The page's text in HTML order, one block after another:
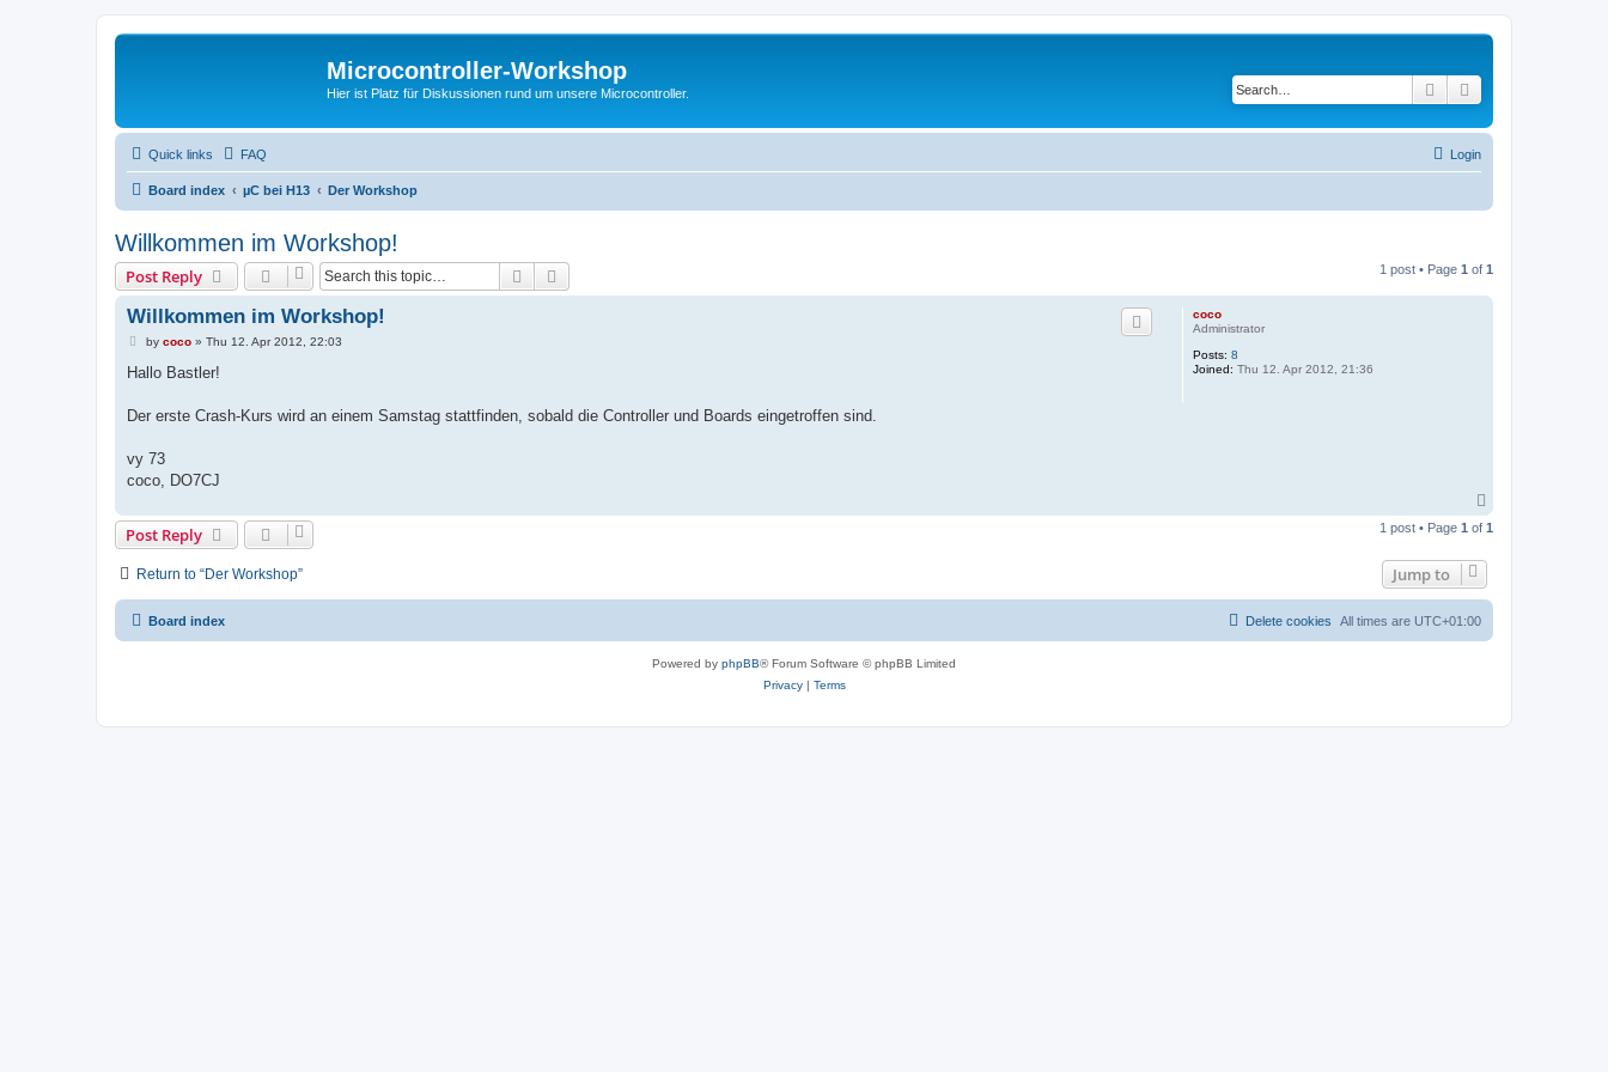
Microcontroller-Workshop
Hier ist Platz für Diskussionen rund um unsere Microcontroller. Search
Quick links FAQ Login
Board index µC bei H13 Der Workshop
Willkommen im Workshop!
Post Reply Search 1 post • Page 1 of 1
coco
Administrator
Posts: 8
Joined: Thu 12. Apr 2012, 21:36
Willkommen im Workshop!
P
s
by coco» Thu 12. Apr 2012, 22:03
Hallo Bastler!
Der erste Crash-Kurs wird an einem Samstag stattfinden, sobald die Controller und Boards eingetroffen sind.
vy 73
coco, DO7CJ
p
Post Reply 1 post • Page 1 of 1
Return to “Der Workshop” Jump to
Board index All times are UTC+01:00
Delete cookies
Powered by phpBB® Forum Software © phpBB Limited
Privacy| Terms